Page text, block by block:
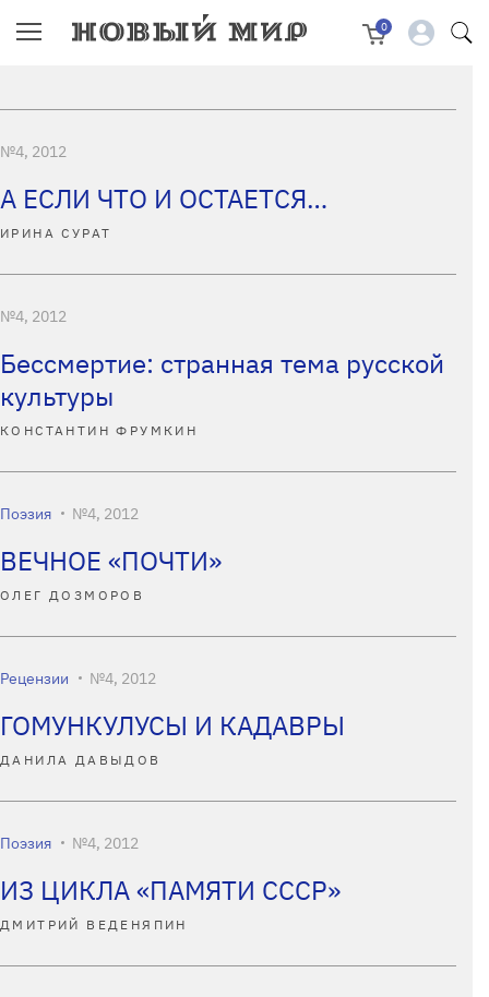
0
№4, 2012
А ЕСЛИ ЧТО И ОСТАЕТСЯ…
ИРИНА СУРАТ
№4, 2012
Бессмертие: странная тема русской
культуры
КОНСТАНТИН ФРУМКИН
Поэзия №4, 2012
ВЕЧНОЕ «ПОЧТИ»
ОЛЕГ ДОЗМОРОВ
Рецензии №4, 2012
ГОМУНКУЛУСЫ И КАДАВРЫ
ДАНИЛА ДАВЫДОВ
Поэзия №4, 2012
ИЗ ЦИКЛА «ПАМЯТИ СССР»
ДМИТРИЙ ВЕДЕНЯПИН